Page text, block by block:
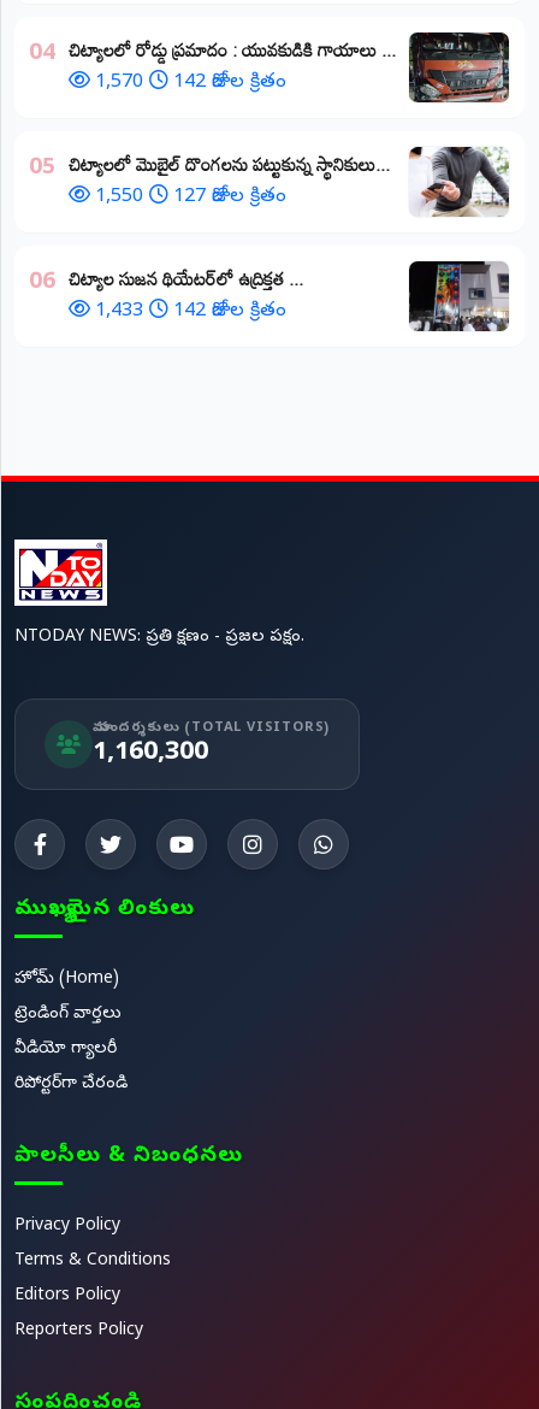
04 చిట్యాలలో రోడ్డు ప్రమాదం : యువకుడికి గాయాలు ​...
1,570 142 రోజుల క్రితం
05 చిట్యాలలో మొబైల్ దొంగలను పట్టుకున్న స్థానికులు...
1,550 127 రోజుల క్రితం
06 చిట్యాల సుజన థియేటర్‌లో ఉద్రిక్తత ...
1,433 142 రోజుల క్రితం
NTODAY NEWS: ప్రతి క్షణం - ప్రజల పక్షం.
మా సందర్శకులు (TOTAL VISITORS)
1,160,300
ముఖ్యమైన లింకులు
హోమ్ (Home)
ట్రెండింగ్ వార్తలు
వీడియో గ్యాలరీ
రిపోర్టర్‌గా చేరండి
పాలసీలు & నిబంధనలు
Privacy Policy
Terms & Conditions
Editors Policy
Reporters Policy